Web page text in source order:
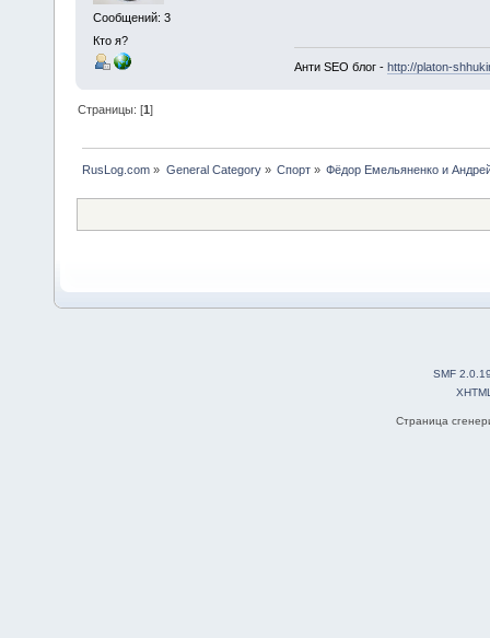
Сообщений: 3
Кто я?
Анти SEO блог - http://platon-
Страницы: [1]
RusLog.com » General Category» Спорт» Фёдор Емельяненко и
SMF
Страница